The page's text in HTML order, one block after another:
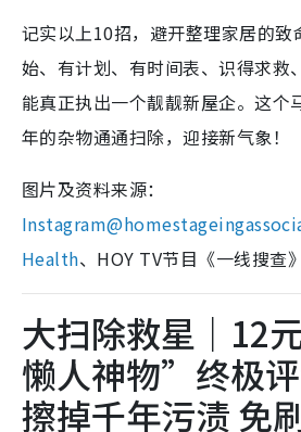
记实以上10招，避开整理家居的致
始、有计划、有时间表、识得求救
能真正执出一个靓靓新屋企。这个
年的杂物通通扫除，迎接新气象！
图片及资料来源：
Health、HOY TV节目《一线搜查
大扫除救星｜12
懒人神物”终极
擦掉千年污渍 免